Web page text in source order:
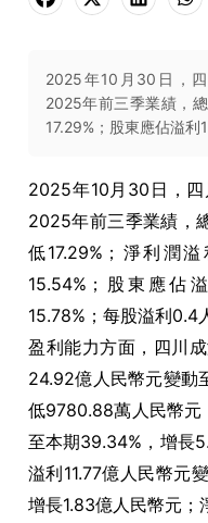
2025年10月30日，
2025年前三季業績，
17.29%；股東應佔溢利
2025年10月30日，
2025年前三季業績，
低17.29%；淨利潤
15.54%；股東應佔
15.78%；每股溢利0.4
盈利能力方面，四川
24.92億人民幣元變動
低9780.88萬人民幣元
至本期39.34%，增長
溢利11.77億人民幣元
增長1.83億人民幣元；